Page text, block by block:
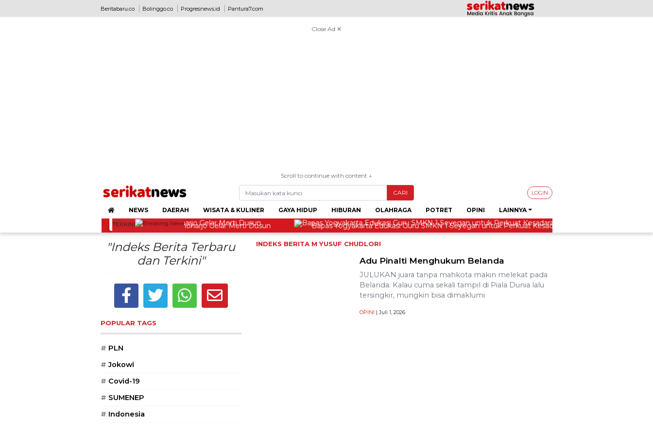
Beritabaru.co Bolinggo.co Progresnews.id Pantura7.com
Close Ad ✕
Scroll to continue with content ↓
CARI LOGIN
NEWS DAERAH WISATA & KULINER GAYA HIDUP HIBURAN OLAHRAGA POTRET OPINI
LAINNYA
TERKINI
Lestarikan Tradisi Leluhur, Warga Dayakan Sardonoharjo Gelar Merti Dusun Bapas Yogyakarta Edukasi Guru SMKN 1 Seyegan untuk Perkuat Kesadaran Hukum
INDEKS BERITA M YUSUF CHUDLORI
Adu Pinalti Menghukum Belanda
JULUKAN juara tanpa mahkota makin melekat pada
Belanda. Kalau cuma sekali tampil di Piala Dunia lalu
tersingkir, mungkin bisa dimaklumi
OPINI | Juli 1, 2026
"Indeks Berita Terbaru
dan Terkini"
POPULAR TAGS
# PLN
# Jokowi
# Covid-19
# SUMENEP
# Indonesia